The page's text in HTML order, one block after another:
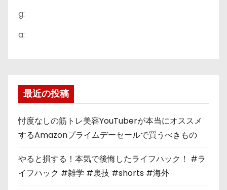
g:
a:
最近の投稿
忖度なしの筋トレ美容YouTuberが本当にオススメ
するAmazonプライムデーセールで買うべきもの
やると損する！本気で後悔したライフハック！ #ラ
イフハック #雑学 #裏技 #shorts #海外